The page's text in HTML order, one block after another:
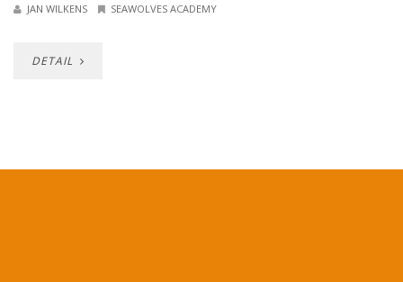
JAN WILKENS SEAWOLVES ACADEMY
DETAIL